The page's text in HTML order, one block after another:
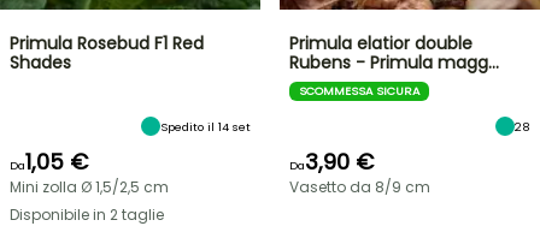
Primula Rosebud F1 Red
Shades
Spedito il 14 set
Da1,05 €
Mini zolla Ø 1,5/2,5 cm
Disponibile in 2 taglie
Primula elatior double
Rubens - Primula magg…
SCOMMESSA SICURA
28
Da3,90 €
Vasetto da 8/9 cm